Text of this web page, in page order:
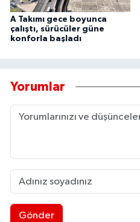
A Takımı gece boyunca
çalıştı, sürücüler güne
konforla başladı
Yorumlar
Gönder